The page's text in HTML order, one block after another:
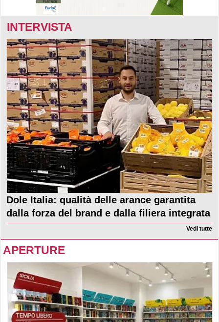
INTERVISTA
Dole Italia: qualità delle arance garantita
dalla forza del brand e dalla filiera integrata
Vedi tutte
APERTURE